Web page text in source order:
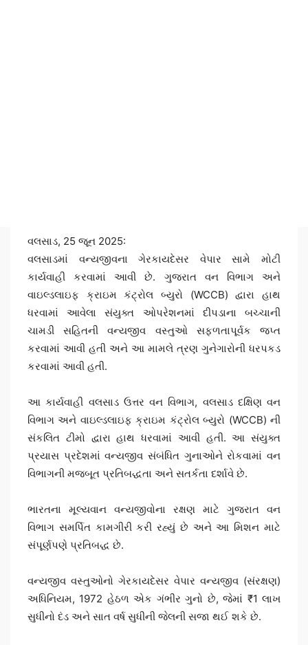
વલસાડ, 25 જૂન 2025:
વલસાડમાં વન્યજીવના ગેરકાયદેસર વેપાર સામે મોટી
કાર્યવાહી કરવામાં આવી છે. ગુજરાત વન વિભાગ અને
વાઇલ્ડલાઇફ ક્રાઇમ કંટ્રોલ બ્યુરો (WCCB) દ્વારા હાથ
ધરવામાં આવેલા સંયુક્ત ઓપરેશનમાં દીપડાના બચ્ચાની
ચામડી સહિતની વન્યજીવ વસ્તુઓ સફળતાપૂર્વક જપ્ત
કરવામાં આવી હતી અને આ મામલે ત્રણ ગુનેગારોની ધરપકડ
કરવામાં આવી હતી.
આ કાર્યવાહી વલસાડ ઉત્તર વન વિભાગ, વલસાડ દક્ષિણ વન
વિભાગ અને વાઇલ્ડલાઇફ ક્રાઇમ કંટ્રોલ બ્યુરો (WCCB) ની
સંકલિત ટીમો દ્વારા હાથ ધરવામાં આવી હતી. આ સંયુક્ત
પ્રયાસ પ્રદેશમાં વન્યજીવ સંબંધિત ગુનાઓને રોકવામાં વન
વિભાગની મજબૂત પ્રતિબદ્ધતા અને સતર્કતા દર્શાવે છે.
ભારતના મૂલ્યવાન વન્યજીવોના રક્ષણ માટે ગુજરાત વન
વિભાગ સમર્પિત કામગીરી કરી રહ્યું છે અને આ મિશન માટે
સંપૂર્ણપણે પ્રતિબદ્ધ છે.
વન્યજીવ વસ્તુઓનો ગેરકાયદેસર વેપાર વન્યજીવ (સંરક્ષણ)
અધિનિયમ, 1972 હેઠળ એક ગંભીર ગુનો છે, જેમાં ₹1 લાખ
સુધીનો દંડ અને સાત વર્ષ સુધીની જેલની સજા થઈ શકે છે.